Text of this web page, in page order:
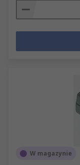
W magazynie